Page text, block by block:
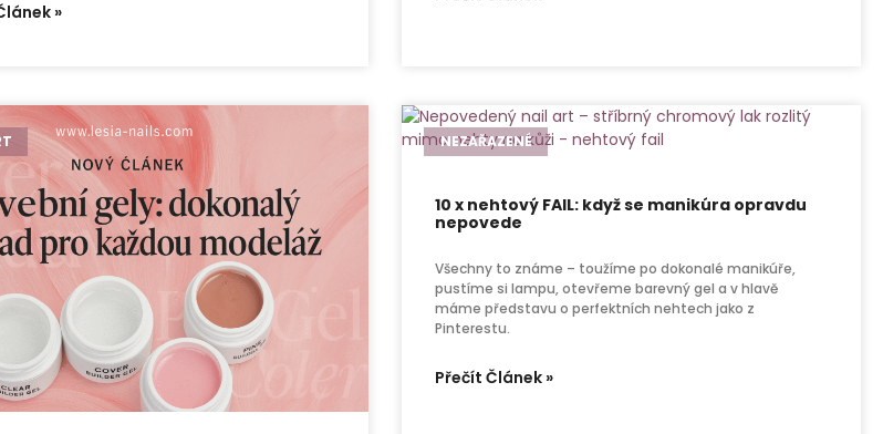
»
NEZAŘAZENÉ
10 x nehtový FAIL: když se manikúra opravdu
nepovede
Všechny to známe – toužíme po dokonalé manikúře,
pustíme si lampu, otevřeme barevný gel a v hlavě
máme představu o perfektních nehtech jako z
Pinterestu.
Přečít Článek »